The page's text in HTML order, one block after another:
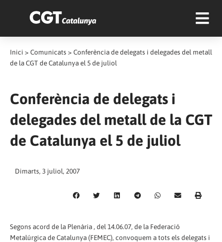
Inici > Comunicats > Conferència de delegats i delegades del metall
de la CGT de Catalunya el 5 de juliol
Conferència de delegats i
delegades del metall de la CGT
de Catalunya el 5 de juliol
Dimarts, 3 juliol, 2007
Segons acord de la Plenària , del 14.06.07, de la Federació
Metalúrgica de Catalunya (FEMEC), convoquem a tots els delegats i